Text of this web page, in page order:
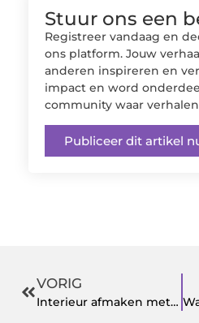
Stuur ons een
Registreer vandaag en
ons platform. Jouw
anderen inspireren en
impact en word
community waar
Publiceer dit artikel
VORIG
Interieur afmaken met screens in Wijchen